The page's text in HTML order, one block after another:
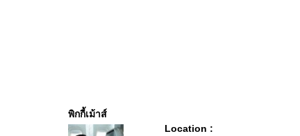
พิกกี้เม้าส์
Location :